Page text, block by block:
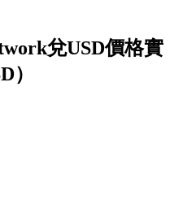
兌USD價格實
）